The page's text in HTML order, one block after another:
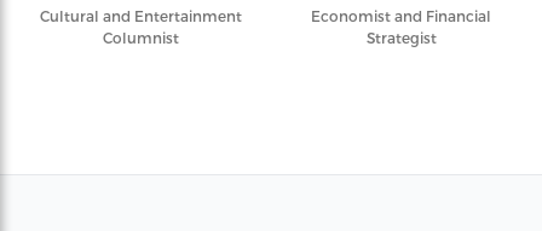
Cultural and Entertainment
Columnist
Economist and Financial
Strategist